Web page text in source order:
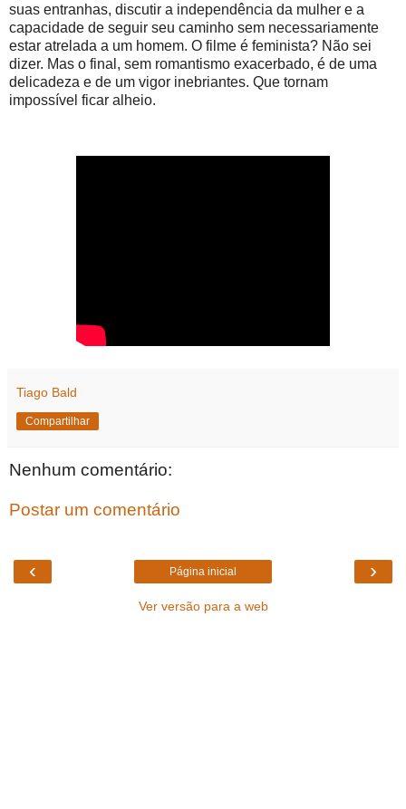
suas entranhas, discutir a independência da mulher e a
capacidade de seguir seu caminho sem necessariamente
estar atrelada a um homem. O filme é feminista? Não sei
dizer. Mas o final, sem romantismo exacerbado, é de uma
delicadeza e de um vigor inebriantes. Que tornam
impossível ficar alheio.
Tiago Bald
Compartilhar
Nenhum comentário:
Postar um comentário
‹ ›
Página inicial
Ver versão para a web